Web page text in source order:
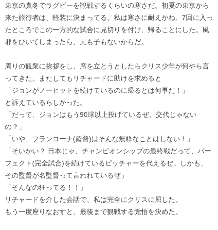
東京の真冬でラグビーを観戦するくらいの寒さだ。初夏の東京から
来た旅行者は、軽装に決まってる。私は寒さに耐えかね、7回に入っ
たところでこの一方的な試合に見切りを付け、帰ることにした。風
邪をひいてしまったら、元も子もないからだ。
周りの観衆に挨拶をし、席を立とうとしたらクリス少年が何やら言
ってきた。またしてもリチャードに助けを求めると
「ジョンがノーヒットを続けているのに帰るとは何事だ！」
と訴えているらしかった。
「だって、ジョンはもう90球以上投げているぜ。交代じゃない
の？」
「いや、フランコーナ(監督)はそんな無粋なことはしない！」
「そいかい？ 日本じゃ、チャンピオンシップの最終戦だって、パー
フェクト(完全試合)を続けているピッチャーを代えるぜ。しかも、
その監督が名監督って言われているぜ」
「そんなの狂ってる！！」
リチャードを介した会話で、私は完全にクリスに屈した。
もう一度座りなおすと、最後まで観戦する覚悟を決めた。